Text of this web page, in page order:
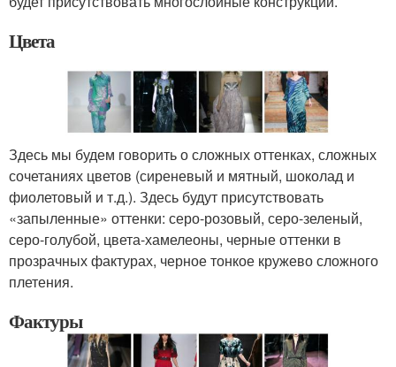
Цвета
Здесь мы будем говорить о сложных оттенках, сложных
сочетаниях цветов (сиреневый и мятный, шоколад и
фиолетовый и т.д.). Здесь будут присутствовать
«запыленные» оттенки: серо-розовый, серо-зеленый,
серо-голубой, цвета-хамелеоны, черные оттенки в
прозрачных фактурах, черное тонкое кружево сложного
плетения.
Фактуры